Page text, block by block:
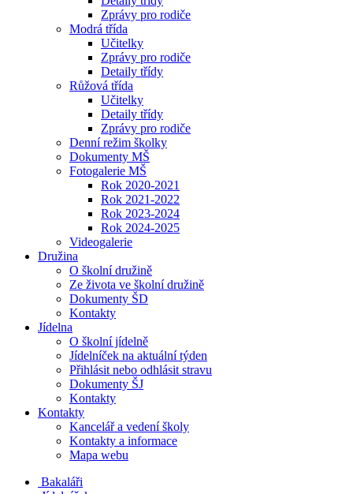
Zprávy pro rodiče
Modrá třída
Učitelky
Zprávy pro rodiče
Detaily třídy
Růžová třída
Učitelky
Detaily třídy
Zprávy pro rodiče
Denní režim školky
Dokumenty MŠ
Fotogalerie MŠ
Rok 2020-2021
Rok 2021-2022
Rok 2023-2024
Rok 2024-2025
Videogalerie
Družina
O školní družině
Ze života ve školní družině
Dokumenty ŠD
Kontakty
Jídelna
O školní jídelně
Jídelníček na aktuální týden
Přihlásit nebo odhlásit stravu
Dokumenty ŠJ
Kontakty
Kontakty
Kancelář a vedení školy
Kontakty a informace
Mapa webu
Bakaláři